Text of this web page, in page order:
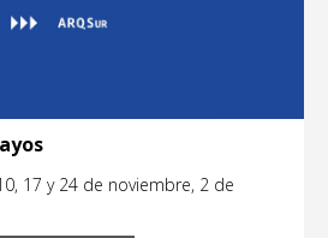
17 y 24 de noviembre, 2 de